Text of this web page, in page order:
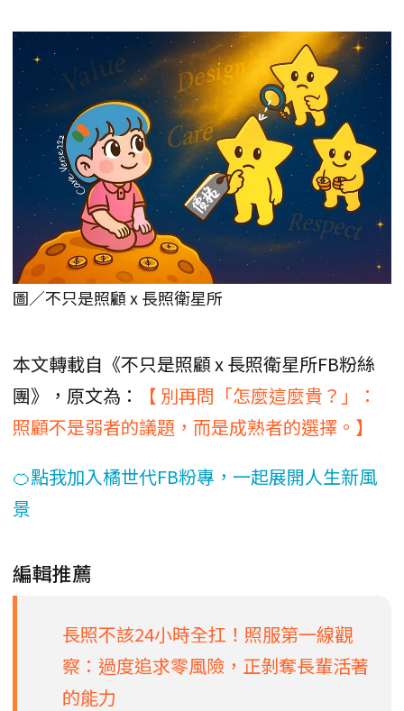
圖／不只是照顧 x 長照衛星所
本文轉載自《不只是照顧 x 長照衛星所FB粉絲
團》，原文為：
【 別再問「怎麼這麼貴？」：
照顧不是弱者的議題，而是成熟者的選擇。】
🍊點我加入橘世代FB粉專，一起展開人生新風
景
編輯推薦
長照不該24小時全扛！照服第一線觀
察：過度追求零風險，正剝奪長輩活著
的能力